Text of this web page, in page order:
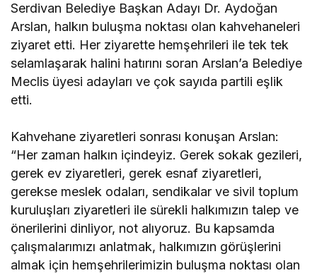
Serdivan Belediye Başkan Adayı Dr. Aydoğan
Arslan, halkın buluşma noktası olan kahvehaneleri
ziyaret etti. Her ziyarette hemşehrileri ile tek tek
selamlaşarak halini hatırını soran Arslan’a Belediye
Meclis üyesi adayları ve çok sayıda partili eşlik
etti.
Kahvehane ziyaretleri sonrası konuşan Arslan:
“Her zaman halkın içindeyiz. Gerek sokak gezileri,
gerek ev ziyaretleri, gerek esnaf ziyaretleri,
gerekse meslek odaları, sendikalar ve sivil toplum
kuruluşları ziyaretleri ile sürekli halkımızın talep ve
önerilerini dinliyor, not alıyoruz. Bu kapsamda
çalışmalarımızı anlatmak, halkımızın görüşlerini
almak için hemşehrilerimizin buluşma noktası olan